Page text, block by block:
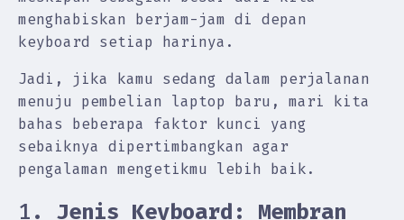
menghabiskan berjam-jam di depan
keyboard setiap harinya.
Jadi, jika kamu sedang dalam perjalanan
menuju pembelian laptop baru, mari kita
bahas beberapa faktor kunci yang
sebaiknya dipertimbangkan agar
pengalaman mengetikmu lebih baik.
1. Jenis Keyboard: Membran